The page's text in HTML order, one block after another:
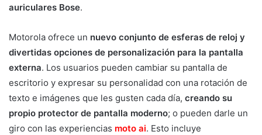
auriculares Bose.
Motorola ofrece un nuevo conjunto de esferas de reloj y
divertidas opciones de personalización para la pantalla
externa. Los usuarios pueden cambiar su pantalla de
escritorio y expresar su personalidad con una rotación de
texto e imágenes que les gusten cada día, creando su
propio protector de pantalla moderno; o pueden darle un
giro con las experiencias moto ai. Esto incluye